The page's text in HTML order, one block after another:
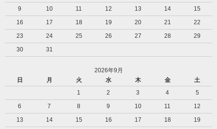
9
10 11 12 13 14
15
16
17 18 19 20 21
22
23
24 25 26 27 28
29
30
31
2026年9月
日
月 火 水 木 金
土
1
2 3 4
5
6
7 8 9 10 11
12
13
14 15 16 17 18
19